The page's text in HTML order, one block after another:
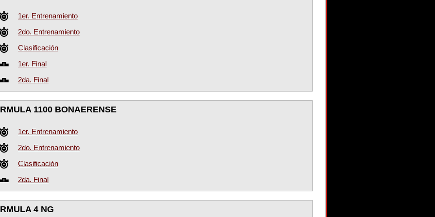
1er. Entrenamiento
2do. Entrenamiento
Clasificación
1er. Final
2da. Final
1100 BONAERENSE
1er. Entrenamiento
2do. Entrenamiento
Clasificación
2da. Final
4 NG